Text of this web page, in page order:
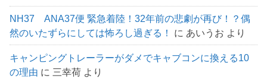
NH37 ANA37便 緊急着陸！32年前の悲劇が再び！？偶
然のいたずらにしては怖ろし過ぎる！
に あいうお より
キャンピングトレーラーがダメでキャブコンに換える10
の理由 に 三幸荷 より